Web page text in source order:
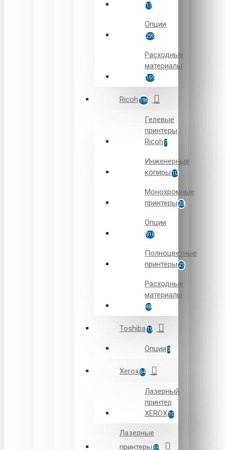
17
Опции
295
Расходные
материалы
159
Ricoh 196
Гелевые
принтеры
Ricoh 7
Инженерные
копиры 10
Монохромные
принтеры 23
Опции
916
Полноцветные
принтеры 21
Расходные
материалы
48
Toshiba19
Опции 3
Xerox64
Лазерный
принтер
XEROX10
Лазерные
принтеры 69